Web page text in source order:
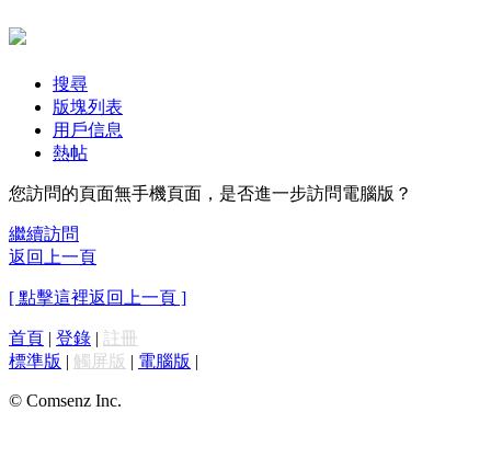
搜尋
版塊列表
用戶信息
熱帖
您訪問的頁面無手機頁面，是否進一步訪問電腦版？
繼續訪問
返回上一頁
[ 點擊這裡返回上一頁 ]
首頁 | 登錄 | 註冊
標準版 | 觸屏版 | 電腦版 |
© Comsenz Inc.